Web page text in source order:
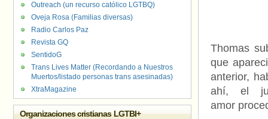
Thomas
que
anterior,
ahí, el
amor
Outreach (un recurso católico LGTBQ)
Oveja Rosa (Familias diversas)
Radio Carlos Paz
Revista GQ
SentidoG
Trans Lives Matter (Recordando a Nuestros
Muertos/listado personas trans asesinadas)
XtraMagazine
Organizaciones cristianas LGTBI+